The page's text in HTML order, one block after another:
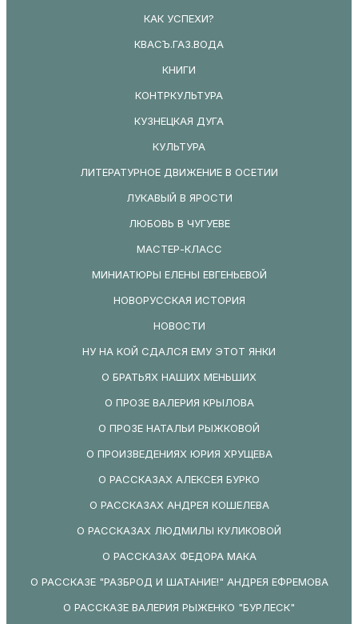
КАК УСПЕХИ?
КВАСЪ.ГАЗ.ВОДА
КНИГИ
КОНТРКУЛЬТУРА
КУЗНЕЦКАЯ ДУГА
КУЛЬТУРА
ЛИТЕРАТУРНОЕ ДВИЖЕНИЕ В ОСЕТИИ
ЛУКАВЫЙ В ЯРОСТИ
ЛЮБОВЬ В ЧУГУЕВЕ
МАСТЕР-КЛАСС
МИНИАТЮРЫ ЕЛЕНЫ ЕВГЕНЬЕВОЙ
НОВОРУССКАЯ ИСТОРИЯ
НОВОСТИ
НУ НА КОЙ СДАЛСЯ ЕМУ ЭТОТ ЯНКИ
О БРАТЬЯХ НАШИХ МЕНЬШИХ
О ПРОЗЕ ВАЛЕРИЯ КРЫЛОВА
О ПРОЗЕ НАТАЛЬИ РЫЖКОВОЙ
О ПРОИЗВЕДЕНИЯХ ЮРИЯ ХРУЩЕВА
О РАССКАЗАХ АЛЕКСЕЯ БУРКО
О РАССКАЗАХ АНДРЕЯ КОШЕЛЕВА
О РАССКАЗАХ ЛЮДМИЛЫ КУЛИКОВОЙ
О РАССКАЗАХ ФЕДОРА МАКА
О РАССКАЗЕ "РАЗБРОД И ШАТАНИЕ!" АНДРЕЯ ЕФРЕМОВА
О РАССКАЗЕ ВАЛЕРИЯ РЫЖЕНКО "БУРЛЕСК"